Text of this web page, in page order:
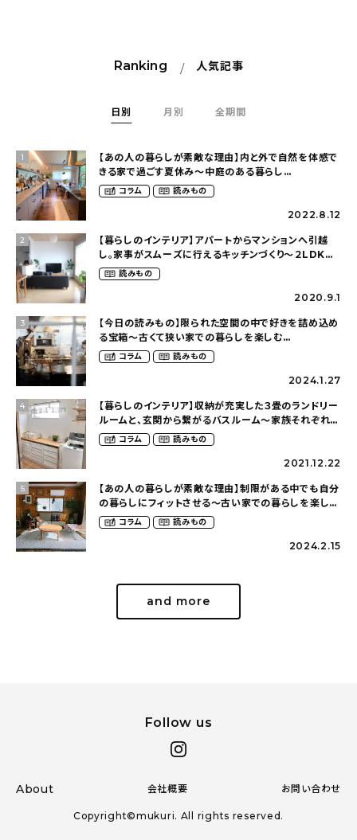
Ranking 人気記事
日別 月別 全期間
1
【あの人の暮らしが素敵な理由】内と外で自然を体感で
きる家で過ごす夏休み〜中庭のある暮らし
（yume_2700さん）
コラム 読みもの
2022.8.12
2
【暮らしのインテリア】アパートからマンションへ引越
し。家事がスムーズに行えるキッチンづくり〜２LDKの
賃貸暮らし（mari_ppe_さん）
読みもの
2020.9.1
3
【今日の読みもの】限られた空間の中で好きを詰め込め
る宝箱〜古くて狭い家での暮らしを楽しむ
（2nyan_and_lifestylesさん）
コラム 読みもの
2024.1.27
4
【暮らしのインテリア】収納が充実した３畳のランドリー
ルームと、玄関から繋がるバスルーム〜家族それぞれが
くつろげて、少し遊び心のある家（megu6465さん）
コラム 読みもの
2021.12.22
5
【あの人の暮らしが素敵な理由】制限がある中でも自分
の暮らしにフィットさせる〜古い家での暮らしを楽しむ
（idasanchiさん）
コラム 読みもの
2024.2.15
and more
Follow us
About 会社概要 お問い合わせ
Copyright©mukuri. All rights reserved.